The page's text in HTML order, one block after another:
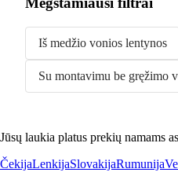
Iš medžio vonios lentynos
Su montavimu be gręžimo
Jūsų laukia platus prekių namams
ČekijaLenkijaSlovakijaRumunija